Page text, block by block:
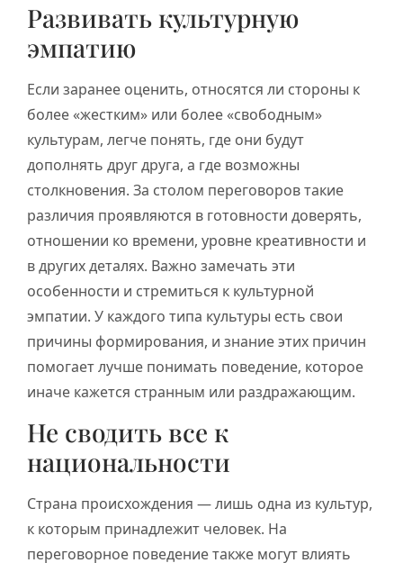
Развивать культурную
эмпатию
Если заранее оценить, относятся ли стороны к
более «жестким» или более «свободным»
культурам, легче понять, где они будут
дополнять друг друга, а где возможны
столкновения. За столом переговоров такие
различия проявляются в готовности доверять,
отношении ко времени, уровне креативности и
в других деталях. Важно замечать эти
особенности и стремиться к культурной
эмпатии. У каждого типа культуры есть свои
причины формирования, и знание этих причин
помогает лучше понимать поведение, которое
иначе кажется странным или раздражающим.
Не сводить все к
национальности
Страна происхождения — лишь одна из культур,
к которым принадлежит человек. На
переговорное поведение также могут влиять